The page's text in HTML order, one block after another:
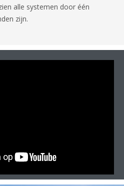
alle systemen door één
zijn.